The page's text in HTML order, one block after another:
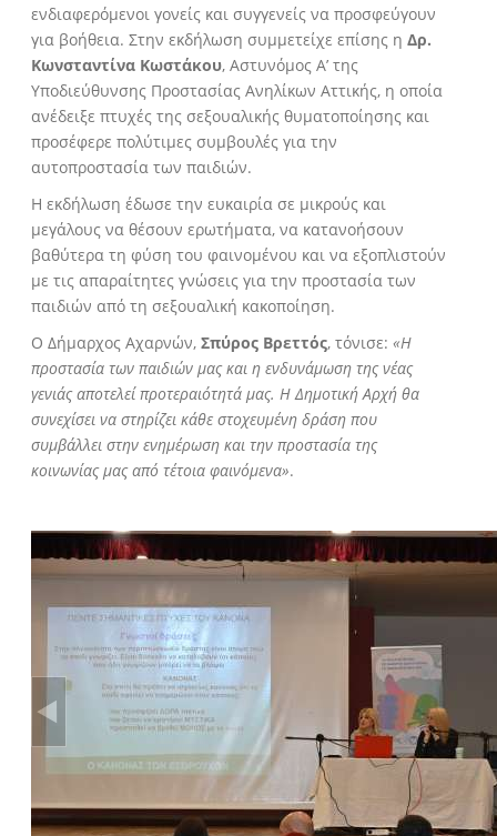
ενδιαφερόμενοι γονείς και συγγενείς να προσφεύγουν
για βοήθεια. Στην εκδήλωση συμμετείχε επίσης ηΔρ.
Κωνσταντίνα Κωστάκου, Αστυνόμος Α’ της
Υποδιεύθυνσης Προστασίας Ανηλίκων Αττικής, η οποία
ανέδειξε πτυχές της σεξουαλικής θυματοποίησης και
προσέφερε πολύτιμες συμβουλές για την
αυτοπροστασία των παιδιών.
Η εκδήλωση έδωσε την ευκαιρία σε μικρούς και
μεγάλους να θέσουν ερωτήματα, να κατανοήσουν
βαθύτερα τη φύση του φαινομένου και να εξοπλιστούν
με τις απαραίτητες γνώσεις για την προστασία των
παιδιών από τη σεξουαλική κακοποίηση.
Ο Δήμαρχος Αχαρνών,Σπύρος Βρεττός, τόνισε:«Η
προστασία των παιδιών μας και η ενδυνάμωση της νέας
γενιάς αποτελεί προτεραιότητά μας. Η Δημοτική Αρχή θα
συνεχίσει να στηρίζει κάθε στοχευμένη δράση που
συμβάλλει στην ενημέρωση και την προστασία της
κοινωνίας μας από τέτοια φαινόμενα».